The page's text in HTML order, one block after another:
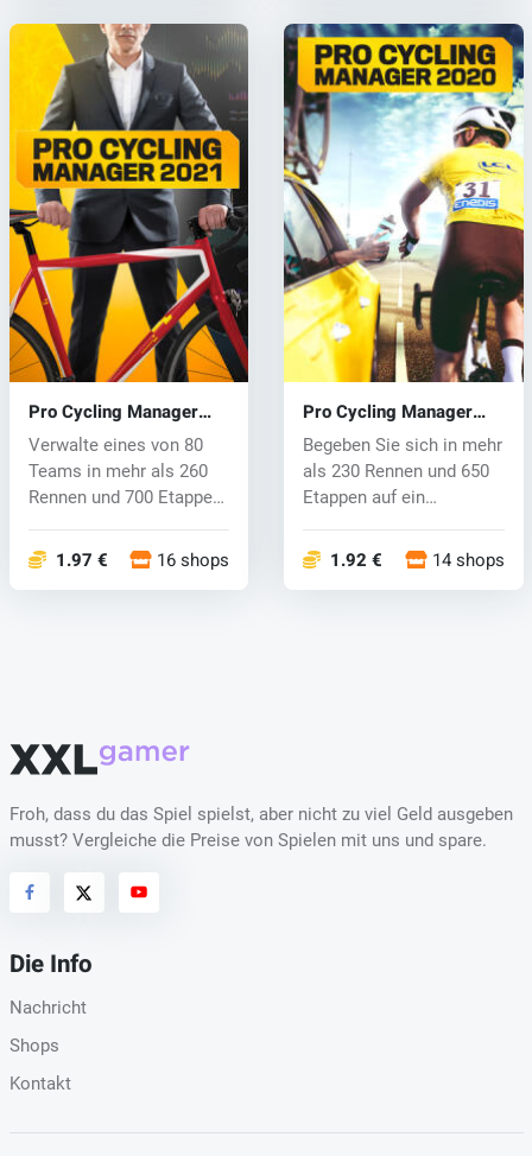
Pro Cycling Manager
2021 (PC) key
Verwalte eines von 80
Teams in mehr als 260
Rennen und 700 Etappen.
1.97 € 16 shops
Pro Cycling Manager
2020 (PC) key
Begeben Sie sich in mehr
als 230 Rennen und 650
Etappen auf ein
1.92 € 14 shops
Froh, dass du das Spiel spielst, aber nicht zu viel Geld ausgeben
musst? Vergleiche die Preise von Spielen mit uns und spare.
Die Info
Nachricht
Shops
Kontakt